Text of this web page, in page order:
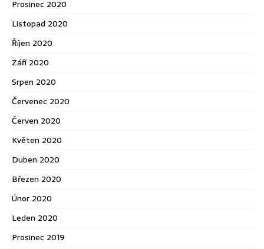
Prosinec 2020
Listopad 2020
Říjen 2020
Září 2020
Srpen 2020
Červenec 2020
Červen 2020
Květen 2020
Duben 2020
Březen 2020
Únor 2020
Leden 2020
Prosinec 2019